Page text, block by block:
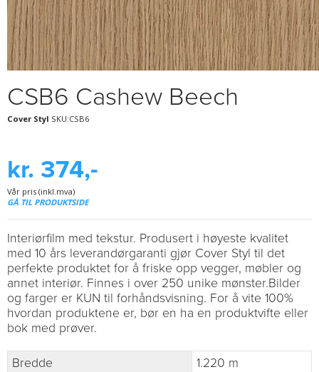
CSB6 Cashew Beech
Cover Styl SKU:CSB6
kr. 374,-
Vår pris (inkl.mva)
GÅ TIL PRODUKTSIDE
Interiørfilm med tekstur. Produsert i høyeste kvalitet
med 10 års leverandørgaranti gjør Cover Styl til det
perfekte produktet for å friske opp vegger, møbler og
annet interiør. Finnes i over 250 unike mønster.Bilder
og farger er KUN til forhåndsvisning. For å vite 100%
hvordan produktene er, bør en ha en produktvifte eller
bok med prøver.
Bredde
1.220 m